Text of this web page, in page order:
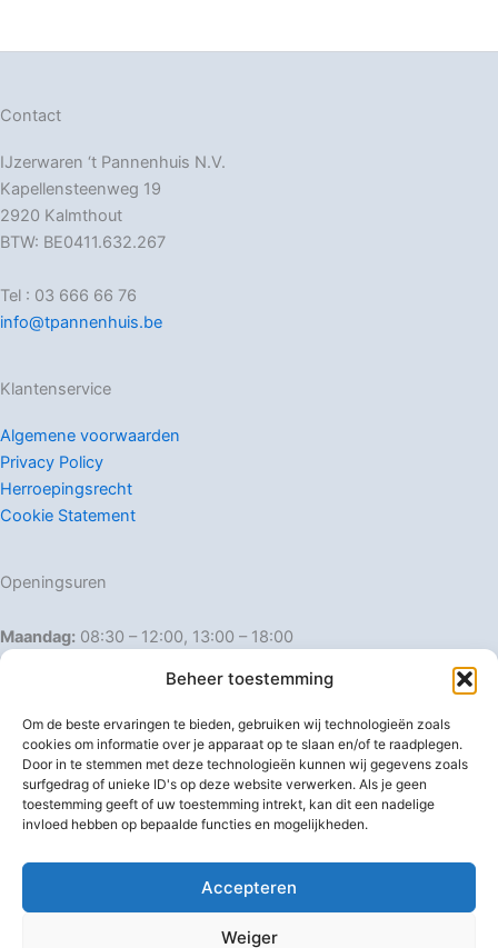
Beheer toestemming
Om de beste ervaringen te bieden, gebruiken wij technologieën zoals
cookies om informatie over je apparaat op te slaan en/of te raadplegen.
Door in te stemmen met deze technologieën kunnen wij gegevens zoals
surfgedrag of unieke ID's op deze website verwerken. Als je geen
toestemming geeft of uw toestemming intrekt, kan dit een nadelige
invloed hebben op bepaalde functies en mogelijkheden.
Accepteren
Weiger
Contact
IJzerwaren ‘t Pannenhuis N.V.
Kapellensteenweg 19
2920 Kalmthout
BTW: BE0411.632.267
Tel : 03 666 66 76
info@tpannenhuis.be
Klantenservice
Algemene voorwaarden
Privacy Policy
Herroepingsrecht
Cookie Statement
Openingsuren
Maandag: 08:30 – 12:00, 13:00 – 18:00
Dinsdag:
08:30 – 12:00, 13:00 – 18:00
Donderdag: 08:30 – 12:00, 13:00 – 18:00
Vrijdag: 08:30 – 12:00, 13:00 – 18:00
Zaterdag: 08:30 – 16:00
Zondag: Gesloten